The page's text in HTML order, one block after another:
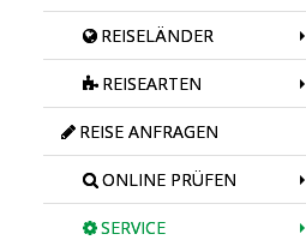
REISELÄNDER
REISEARTEN
REISE ANFRAGEN
ONLINE PRÜFEN
SERVICE